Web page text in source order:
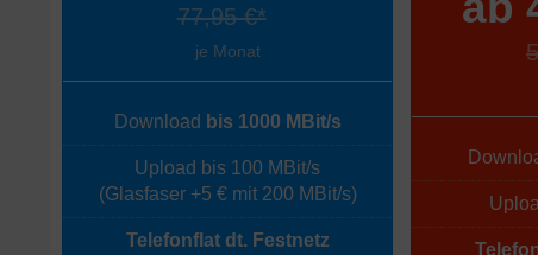
77,95 €*
je Monat
Download bis 1000 MBit/s
Upload bis 100 MBit/s
(Glasfaser +5 € mit 200 MBit/s)
Telefonflat dt. Festnetz